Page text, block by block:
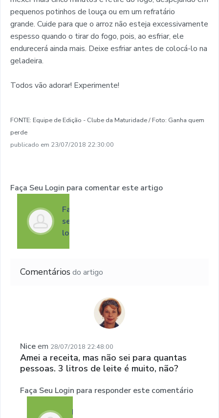
pequenos potinhos de louça ou em um refratário
grande. Cuide para que o arroz não esteja excessivamente
espesso quando o tirar do fogo, pois, ao esfriar, ele
endurecerá ainda mais. Deixe esfriar antes de colocá-lo na
geladeira.
Todos vão adorar! Experimente!
FONTE: Equipe de Edição - Clube da Maturidade / Foto: Ganha quem
perde
publicado em 23/07/2018 22:30:00
Faça Seu Login para comentar este artigo
Faça
seu
login
Comentários do artigo
Niceem 28/07/2018 22:48:00
Amei a receita, mas não sei para quantas
pessoas. 3 litros de leite é muito, não?
Faça Seu Login para responder este comentário
Faça